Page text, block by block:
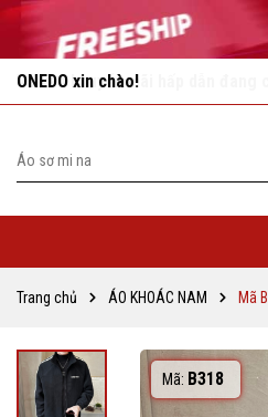
Vô vàn khuyến mãi hấp dẫn đang
Trang chủ ÁO KHOÁC NAM Mã
Mã: B318